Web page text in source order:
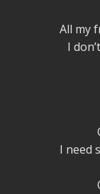
All my
I
I need